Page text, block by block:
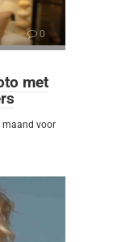
0
met
maand voor